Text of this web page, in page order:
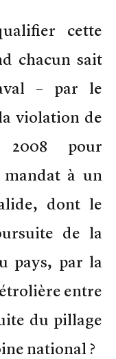
cette
chacun sait
– par le
violation de
pour
à un
dont le
de la
pays, par la
entre
du pillage
national ?